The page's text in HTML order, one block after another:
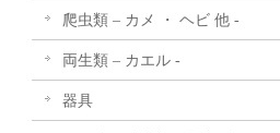
爬虫類 – カメ ・ ヘビ 他 -
両生類 – カエル -
器具